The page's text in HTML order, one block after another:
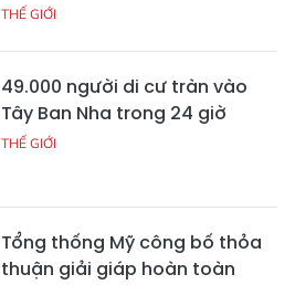
THẾ GIỚI
49.000 người di cư tràn vào
Tây Ban Nha trong 24 giờ
THẾ GIỚI
Tổng thống Mỹ công bố thỏa
thuận giải giáp hoàn toàn